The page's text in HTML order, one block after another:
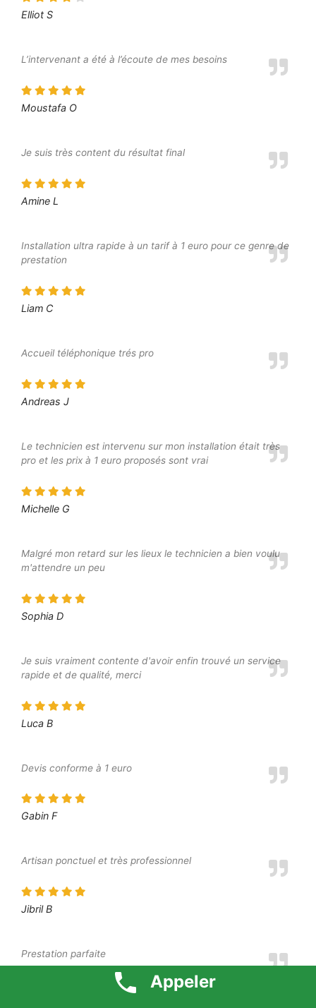
Elliot S
L’intervenant a été à l’écoute de mes besoins
Moustafa O
Je suis très content du résultat final
Amine L
Installation ultra rapide à un tarif à 1 euro pour ce genre de
prestation
Liam C
Accueil téléphonique trés pro
Andreas J
Le technicien est intervenu sur mon installation était très
pro et les prix à 1 euro proposés sont vrai
Michelle G
Malgré mon retard sur les lieux le technicien a bien voulu
m'attendre un peu
Sophia D
Je suis vraiment contente d'avoir enfin trouvé un service
rapide et de qualité, merci
Luca B
Devis conforme à 1 euro
Gabin F
Artisan ponctuel et très professionnel
Jibril B
Prestation parfaite
Appeler